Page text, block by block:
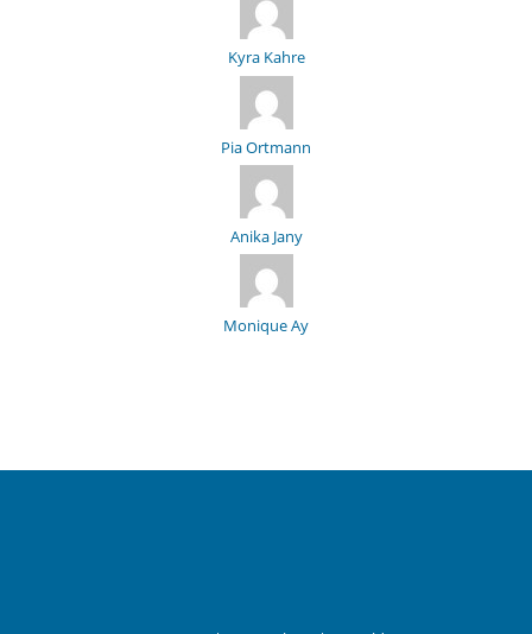
Kyra Kahre
Pia Ortmann
Anika Jany
Monique Ay